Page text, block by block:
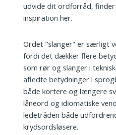
udvide dit ordforråd,
inspiration her.
Ordet "slanger" er særligt
fordi det dækker flere
som rør og slanger i
afledte betydninger i
både kortere og længere
låneord og idiomatiske
ledetråden både
krydsordsløsere.